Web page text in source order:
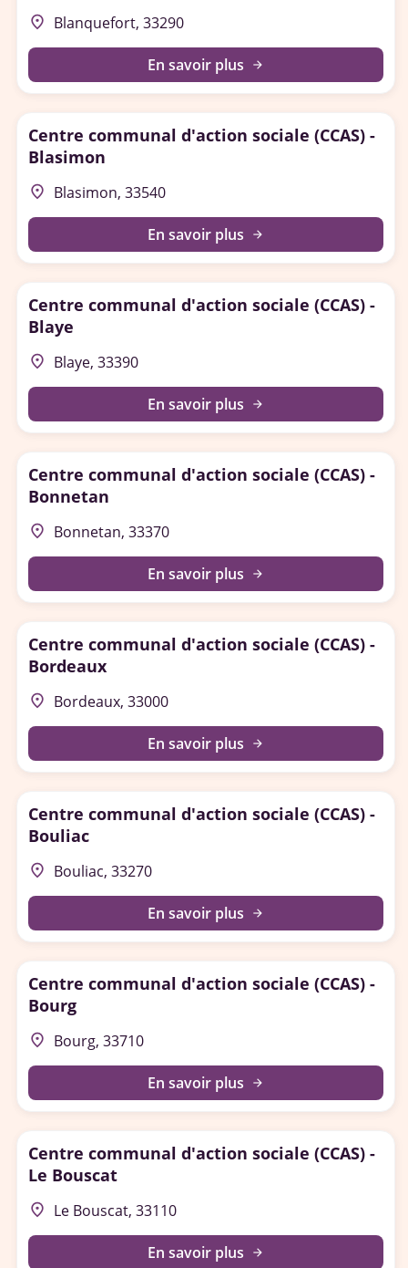
place Blanquefort, 33290
En savoir plus arrow_forward
Centre communal d'action sociale (CCAS) -
Blasimon
place Blasimon, 33540
En savoir plus arrow_forward
Centre communal d'action sociale (CCAS) -
Blaye
place Blaye, 33390
En savoir plus arrow_forward
Centre communal d'action sociale (CCAS) -
Bonnetan
place Bonnetan, 33370
En savoir plus arrow_forward
Centre communal d'action sociale (CCAS) -
Bordeaux
place Bordeaux, 33000
En savoir plus arrow_forward
Centre communal d'action sociale (CCAS) -
Bouliac
place Bouliac, 33270
En savoir plus arrow_forward
Centre communal d'action sociale (CCAS) -
Bourg
place Bourg, 33710
En savoir plus arrow_forward
Centre communal d'action sociale (CCAS) -
Le Bouscat
place Le Bouscat, 33110
En savoir plus arrow_forward